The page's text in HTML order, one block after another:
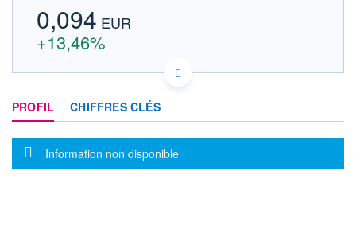
0,094 EUR
+13,46%
CA5609251098 3HC
Politique d'exécution
Cotation sur les autres places
PROFIL CHIFFRES CLÉS
Message d'information
Information non disponible